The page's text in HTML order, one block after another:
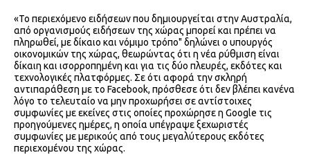
«Το περιεχόμενο ειδήσεων που δημιουργείται στην Αυστραλία,
από οργανισμούς ειδήσεων της χώρας μπορεί και πρέπει να
πληρωθεί, με δίκαιο και νόμιμο τρόπο" δηλώνει ο υπουργός
οικονομικών της χώρας, θεωρώντας ότι η νέα ρύθμιση είναι
δίκαιη και ισορροπημένη και για τις δύο πλευρές, εκδότες και
τεχνολογικές πλατφόρμες. Σε ότι αφορά την σκληρή
αντιπαράθεση με το Facebook, πρόσθεσε ότι δεν βλέπει κανένα
λόγο το τελευταίο να μην προχωρήσει σε αντίστοιχες
συμφωνίες με εκείνες στις οποίες προχώρησε η Google τις
προηγούμενες ημέρες, η οποία υπέγραψε ξεχωριστές
συμφωνίες με μερικούς από τους μεγαλύτερους εκδότες
περιεχομένου της χώρας.